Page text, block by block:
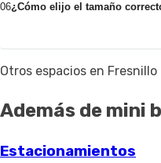
06¿Cómo elijo el tamaño
Otros espacios en Fresnillo
Además de mini
Estacionamientos